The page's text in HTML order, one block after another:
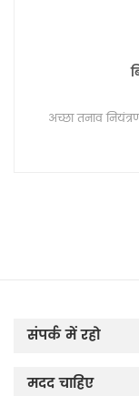
अच्छा तनाव
संपर्क में रहो
मदद चाहिए